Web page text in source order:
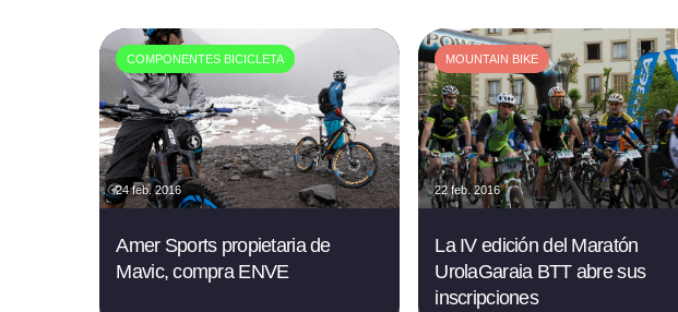
COMPONENTES BICICLETA
24 feb. 2016
Amer Sports propietaria de
Mavic, compra ENVE
MOUNTAIN BIKE
22 feb. 2016
La IV edición del Maratón
UrolaGaraia BTT abre sus
inscripciones